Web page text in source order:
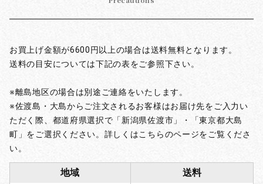
お買上げ金額が6600円以上の場合は送料無料となります。
送料の目安については下記の表をご参照下さい。
※離島地区の場合は別途ご連絡をいたします。
※佐渡島・大島からご注文されるお客様はお届け先をご入力い
ただく際、都道府県選択で「新潟県佐渡市」・「東京都大島
町」をご選択ください。詳しくはこちらのページをご覧くださ
い。
地域 送料